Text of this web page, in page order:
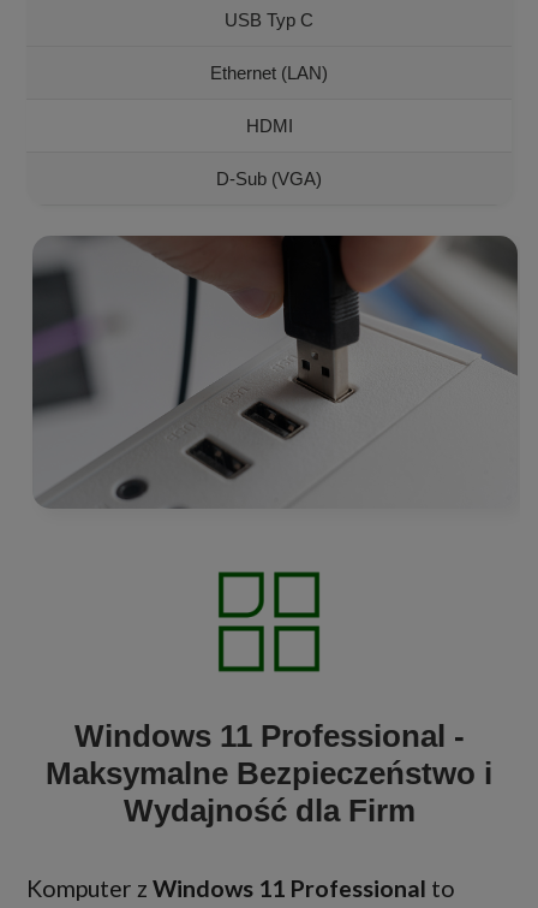
USB Typ C
Ethernet (LAN)
HDMI
D-Sub (VGA)
Windows 11 Professional -
Maksymalne Bezpieczeństwo i
Wydajność dla Firm
Komputer z Windows 11 Professional to